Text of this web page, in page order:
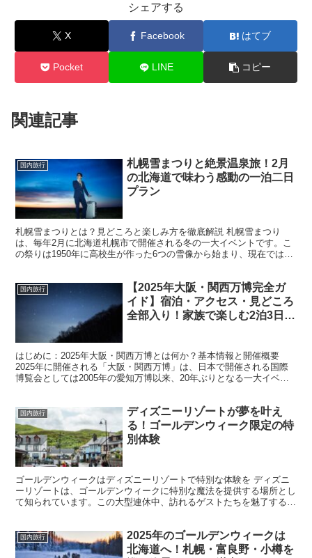
シェアする
X Facebook はてブ
Pocket LINE コピー
関連記事
国内旅行
札幌雪まつりと絶景温泉旅！2月
の北海道で味わう感動の一泊二日
プラン
札幌雪まつりとは？見どころと楽しみ方を徹底解説 札幌雪まつり
は、毎年2月に北海道札幌市で開催される冬の一大イベントです。こ
の祭りは1950年に高校生が作った6つの雪像から始まり、現在では国
国内旅行
【2025年大阪・関西万博完全ガ
イド】宿泊・アクセス・見どころ
全部入り！家族で楽しむ2泊3日の
はじめに：2025年大阪・関西万博とは何か？基本情報と開催概要
2025年に開催される「大阪・関西万博」は、日本で開催される国際
博覧会としては2005年の愛知万博以来、20年ぶりとなる一大イベン
国内旅行
ディズニーリゾートが夢を叶え
る！ゴールデンウィーク限定の特
別体験
ゴールデンウィークはディズニーリゾートで特別な体験を ディズニ
ーリゾートは、ゴールデンウィークに特別な魔法を提供する場所とし
て知られています。この大型連休中、訪れるゲストたちを魅了する
国内旅行
2025年のゴールデンウィークは
北海道へ！札幌・富良野・小樽を